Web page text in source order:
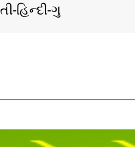
હિન્દી-ગુ